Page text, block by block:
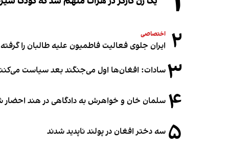
۲ اختصاصی
ایران جلوی فعالیت فاطمیون علیه طالبان را
۳سادات: افغان‌ها اول می‌جنگند بعد سیاست
۴ سلمان خان و خواهرش به دادگاهی در هند احضار
۵ سه دختر افغان در پولند ناپدید شدند